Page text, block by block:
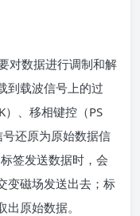
数据进行调制和解
到载波信号上的过
、移相键控（PS
还原为原始数据信
签发送数据时，会
变磁场发送出去；标
原始数据。